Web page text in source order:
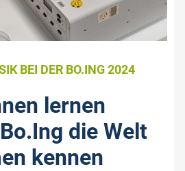
BEI DER BO.ING 2024
lernen
die Welt
kennen